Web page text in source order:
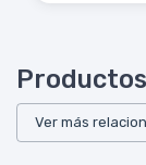
Ver más